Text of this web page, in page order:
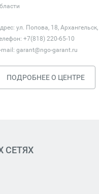
ул. Попова, 18,
+7(818) 220-65-10
mail: garant@ngo-garant.ru
ПОДРОБНЕЕ О ЦЕНТРЕ
СЕТЯХ